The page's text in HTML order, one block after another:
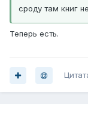
сроду там книг
Теперь есть.